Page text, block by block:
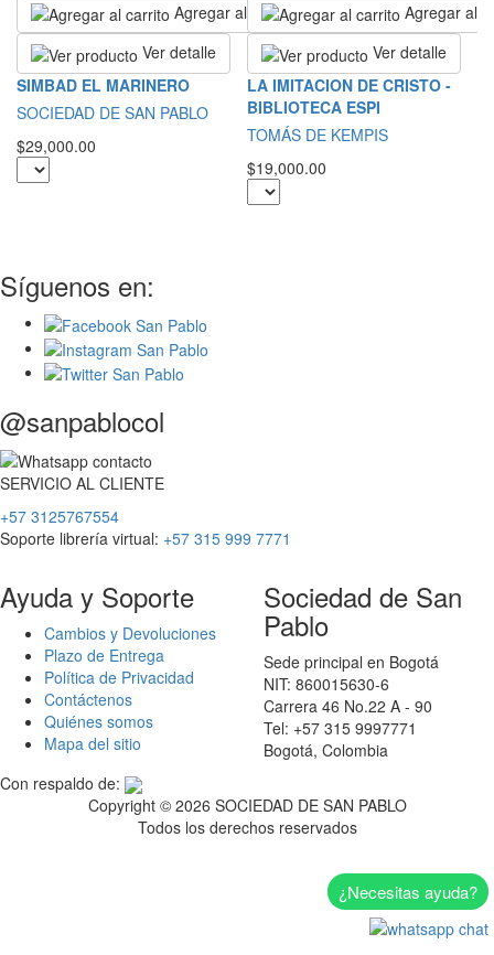
Agregar al carrito
Ver detalle
SIMBAD EL MARINERO
SOCIEDAD DE SAN PABLO
$29,000.00
Agregar al
Ver detalle
LA IMITACION DE CRISTO -
BIBLIOTECA ESPI
TOMÁS DE KEMPIS
$19,000.00
Síguenos en:
@sanpablocol
SERVICIO AL CLIENTE
+57 3125767554
Soporte librería virtual: +57 315 999 7771
Ayuda y Soporte
Cambios y Devoluciones
Plazo de Entrega
Política de Privacidad
Contáctenos
Quiénes somos
Mapa del sitio
Sociedad de San
Pablo
Sede principal en Bogotá
NIT: 860015630-6
Carrera 46 No.22 A - 90
Tel: +57 315 9997771
Bogotá, Colombia
Con respaldo de:
Copyright © 2026 SOCIEDAD DE SAN PABLO
Todos los derechos reservados
¿Necesitas ayuda?